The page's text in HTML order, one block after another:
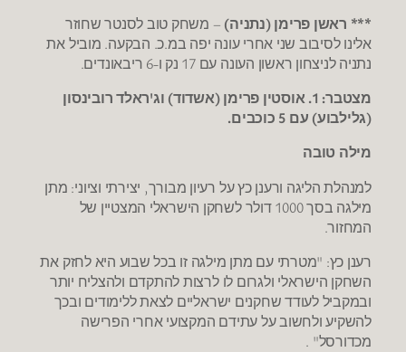
*** ראשן פרימן (נתניה) – משחק טוב לסנטר שחוזר
אלינו לסיבוב שני אחרי עונה יפה במ.כ. הבקעה. מוביל את
נתניה לניצחון ראשון העונה עם 17 נק ו-6 ריבאונדים.
מצטבר: 1. אוסטין פרימן (אשדוד) וג'ראלד רובינסון
(גלילבוע) עם 5 כוכבים.
מילה טובה
למנהלת הליגה ורענן כץ על רעיון מבורך, יצירתי וציוני: מתן
מילגה בסך 1000 דולר לשחקן הישראלי המצטיין של
המחזור.
רענן כץ: "מטרתי עם מתן מילגה זו בכל שבוע היא לחזק את
השחקן הישראלי ולגרום לו לרצות להתקדם ולהצליח יותר
ובמקביל לעודד שחקנים ישראליים לצאת ללימודים ובכך
להשקיע ולחשוב על עתידם המקצועי אחרי הפרישה
מכדורסל" .